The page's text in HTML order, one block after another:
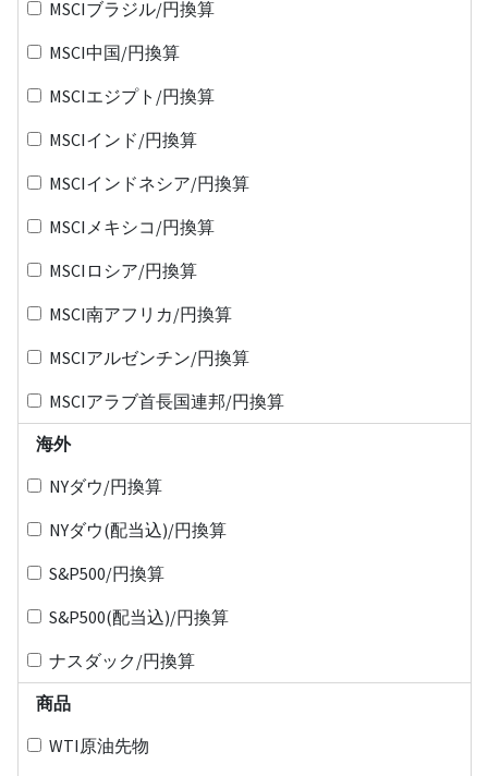
MSCIブラジル/円換算
MSCI中国/円換算
MSCIエジプト/円換算
MSCIインド/円換算
MSCIインドネシア/円換算
MSCIメキシコ/円換算
MSCIロシア/円換算
MSCI南アフリカ/円換算
MSCIアルゼンチン/円換算
MSCIアラブ首長国連邦/円換算
海外
NYダウ/円換算
NYダウ(配当込)/円換算
S&P500/円換算
S&P500(配当込)/円換算
ナスダック/円換算
商品
WTI原油先物